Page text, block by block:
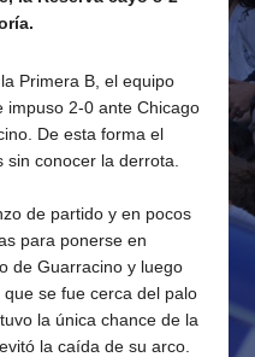
Primera B, el equipo
impuso 2-0 ante Chicago
De esta forma el
conocer la derrota.
de partido y en pocos
para ponerse en
de Guarracino y luego
se fue cerca del palo
la única chance de la
la caída de su arco.